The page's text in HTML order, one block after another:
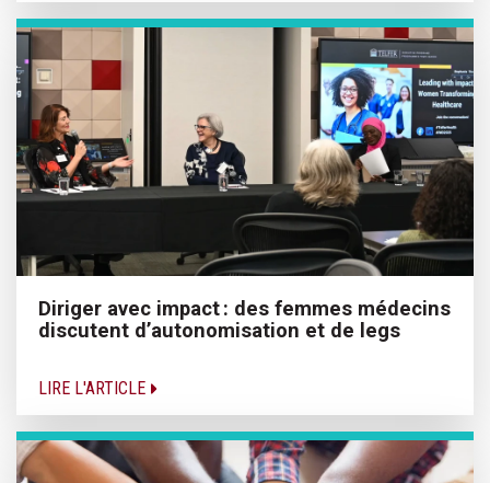
Diriger avec impact : des femmes médecins
discutent d’autonomisation et de legs
LIRE L'ARTICLE